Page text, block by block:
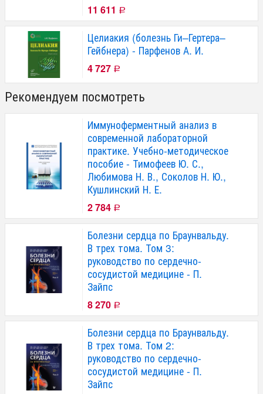
11 611 Р
Целиакия (болезнь Ги–Гертера–
Гейбнера) - Парфенов А. И.
4 727 Р
Рекомендуем посмотреть
Иммуноферментный анализ в
современной лабораторной
практике. Учебно-методическое
пособие - Тимофеев Ю. С.,
Любимова Н. В., Соколов Н. Ю.,
Кушлинский Н. Е.
2 784 Р
Болезни сердца по Браунвальду.
В трех тома. Том 3:
руководство по сердечно-
сосудистой медицине - П.
Зайпс
8 270 Р
Болезни сердца по Браунвальду.
В трех тома. Том 2:
руководство по сердечно-
сосудистой медицине - П.
Зайпс